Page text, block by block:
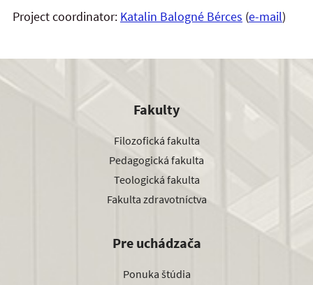
Project coordinator: Katalin Balogné Bérces (e-mail)
Fakulty
Filozofická fakulta
Pedagogická fakulta
Teologická fakulta
Fakulta zdravotníctva
Pre uchádzača
Ponuka štúdia